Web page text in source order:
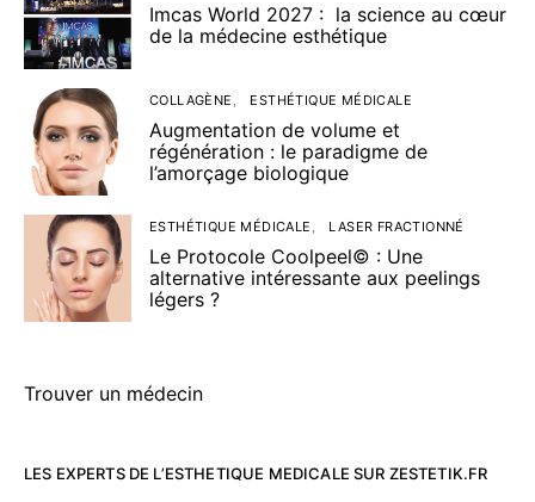
Imcas World 2027 : la science au cœur
de la médecine esthétique
COLLAGÈNE ESTHÉTIQUE MÉDICALE
Augmentation de volume et
régénération : le paradigme de
l’amorçage biologique
ESTHÉTIQUE MÉDICALE LASER FRACTIONNÉ
Le Protocole Coolpeel© : Une
alternative intéressante aux peelings
légers ?
Trouver un médecin
LES EXPERTS DE L’ESTHETIQUE MEDICALE SUR ZESTETIK.FR